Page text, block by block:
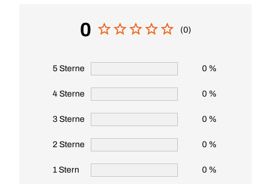
0 (0)
5 Sterne 0 %
4 Sterne 0 %
3 Sterne 0 %
2 Sterne 0 %
1 Stern 0 %